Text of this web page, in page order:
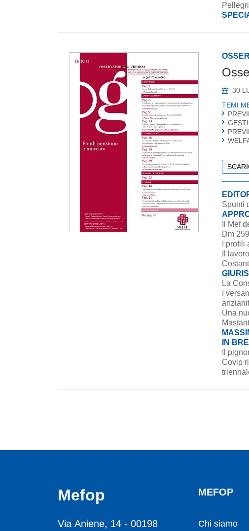
30
TEMI
Spunti
Il Mef
Dm
I
Il
La
I
Una
IN
Il
Covip
Mefop
Via Aniene, 14 - 00198
MEFOP
Chi siamo